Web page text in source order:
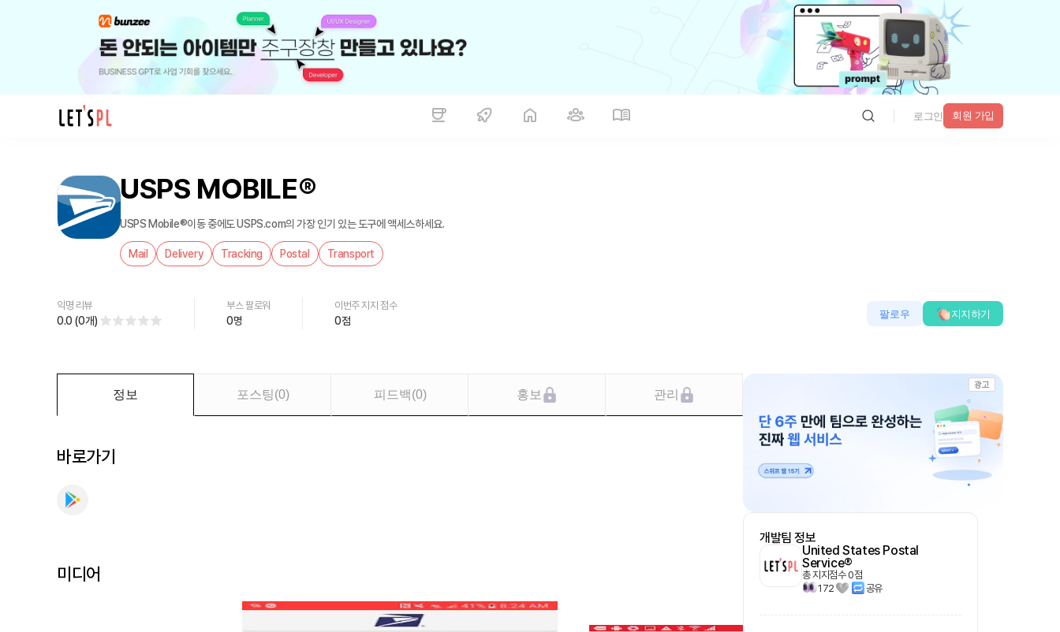
로그인 회원 가입
USPS MOBILE®
USPS Mobile®이동 중에도 USPS.com의 가장 인기 있는 도구에 액세스하세요.
Mail Delivery Tracking Postal Transport
익명 리뷰
0.0(0개)
부스 팔로워
0명
이번주 지지 점수
0점
팔로우 지지하기
정보 포스팅(0) 피드백(0) 홍보 관리
바로가기
미디어
광고
개발팀 정보
United States Postal
Service®
총 지지점수0점
172
공유